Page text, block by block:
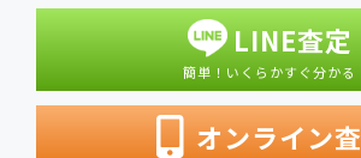
LINE査定
簡単！いくらかすぐ分かる
オンライン